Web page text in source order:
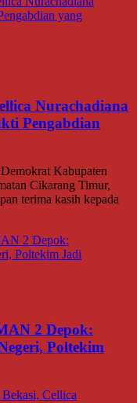
Nurachadiana
Pengabdian
Kabupaten
Cikarang Timur,
terima kasih kepada
2 Depok:
Poltekim